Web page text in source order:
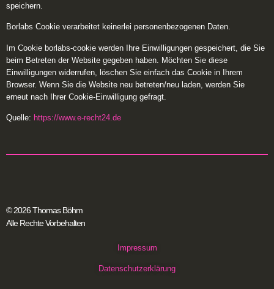
speichern.
Borlabs Cookie verarbeitet keinerlei personenbezogenen Daten.
Im Cookie borlabs-cookie werden Ihre Einwilligungen gespeichert, die Sie
beim Betreten der Website gegeben haben. Möchten Sie diese
Einwilligungen widerrufen, löschen Sie einfach das Cookie in Ihrem
Browser. Wenn Sie die Website neu betreten/neu laden, werden Sie
erneut nach Ihrer Cookie-Einwilligung gefragt.
Quelle: https://www.e-recht24.de
© 2026 Thomas Böhm
Alle Rechte Vorbehalten
Impressum
Datenschutzerklärung